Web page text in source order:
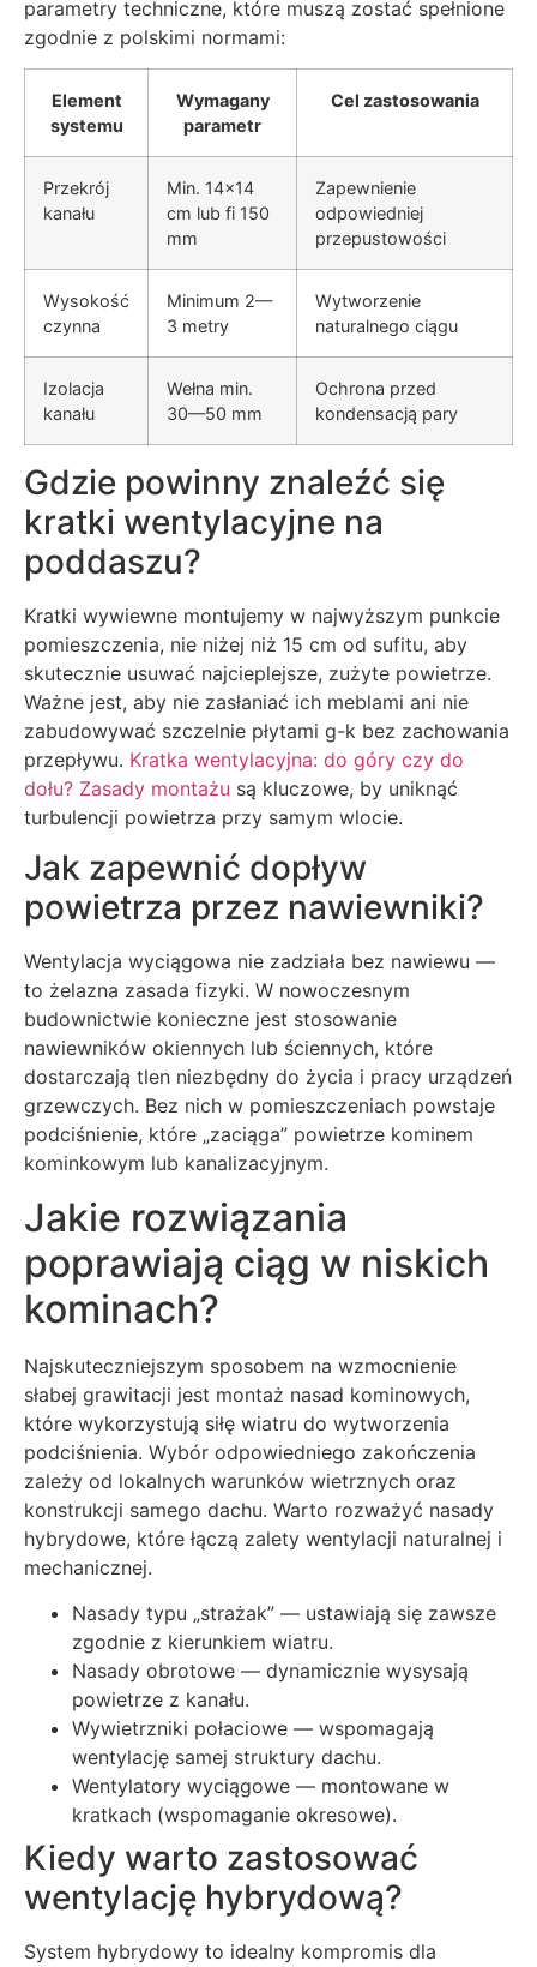
parametry techniczne, które muszą zostać spełnione
zgodnie z polskimi normami:
Element
systemu
Wymagany
parametr
Cel zastosowania
Przekrój
kanału
Min. 14×14
cm lub fi 150
mm
Zapewnienie
odpowiedniej
przepustowości
Wysokość
czynna
Minimum 2—
3 metry
Wytworzenie
naturalnego ciągu
Izolacja
kanału
Wełna min.
30—50 mm
Ochrona przed
kondensacją pary
Gdzie powinny znaleźć się
kratki wentylacyjne na
poddaszu?
Kratki wywiewne montujemy w najwyższym punkcie
pomieszczenia, nie niżej niż 15 cm od sufitu, aby
skutecznie usuwać najcieplejsze, zużyte powietrze.
Ważne jest, aby nie zasłaniać ich meblami ani nie
zabudowywać szczelnie płytami g-k bez zachowania
przepływu. Kratka wentylacyjna: do góry czy do
dołu? Zasady montażu są kluczowe, by uniknąć
turbulencji powietrza przy samym wlocie.
Jak zapewnić dopływ
powietrza przez nawiewniki?
Wentylacja wyciągowa nie zadziała bez nawiewu —
to żelazna zasada fizyki. W nowoczesnym
budownictwie konieczne jest stosowanie
nawiewników okiennych lub ściennych, które
dostarczają tlen niezbędny do życia i pracy urządzeń
grzewczych. Bez nich w pomieszczeniach powstaje
podciśnienie, które „zaciąga” powietrze kominem
kominkowym lub kanalizacyjnym.
Jakie rozwiązania
poprawiają ciąg w niskich
kominach?
Najskuteczniejszym sposobem na wzmocnienie
słabej grawitacji jest montaż nasad kominowych,
które wykorzystują siłę wiatru do wytworzenia
podciśnienia. Wybór odpowiedniego zakończenia
zależy od lokalnych warunków wietrznych oraz
konstrukcji samego dachu. Warto rozważyć nasady
hybrydowe, które łączą zalety wentylacji naturalnej i
mechanicznej.
Nasady typu „strażak” — ustawiają się zawsze
zgodnie z kierunkiem wiatru.
Nasady obrotowe — dynamicznie wysysają
powietrze z kanału.
Wywietrzniki połaciowe — wspomagają
wentylację samej struktury dachu.
Wentylatory wyciągowe — montowane w
kratkach (wspomaganie okresowe).
Kiedy warto zastosować
wentylację hybrydową?
System hybrydowy to idealny kompromis dla